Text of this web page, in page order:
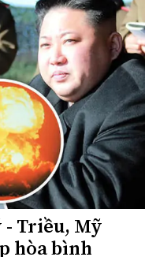
- Triều, Mỹ
hòa bình